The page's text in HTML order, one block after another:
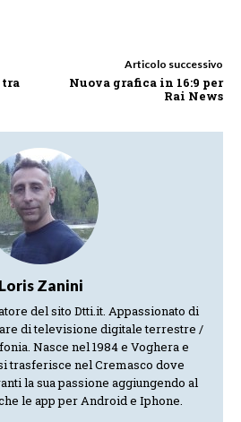
Articolo successivo
Nuova grafica in 16:9 per
Rai News
Loris Zanini
del sito Dtti.it. Appassionato di
di televisione digitale terrestre /
Nasce nel 1984 e Voghera e
trasferisce nel Cremasco dove
la sua passione aggiungendo al
le app per Android e Iphone.